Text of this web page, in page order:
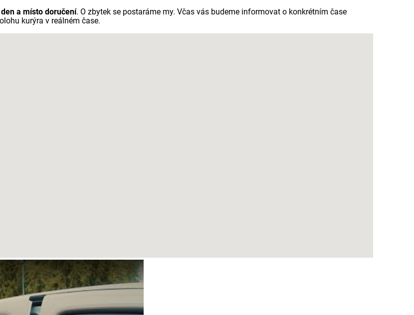
a místo doručení. O zbytek se postaráme my. Včas vás budeme informovat o konkrétním čase
kurýra v reálném čase.